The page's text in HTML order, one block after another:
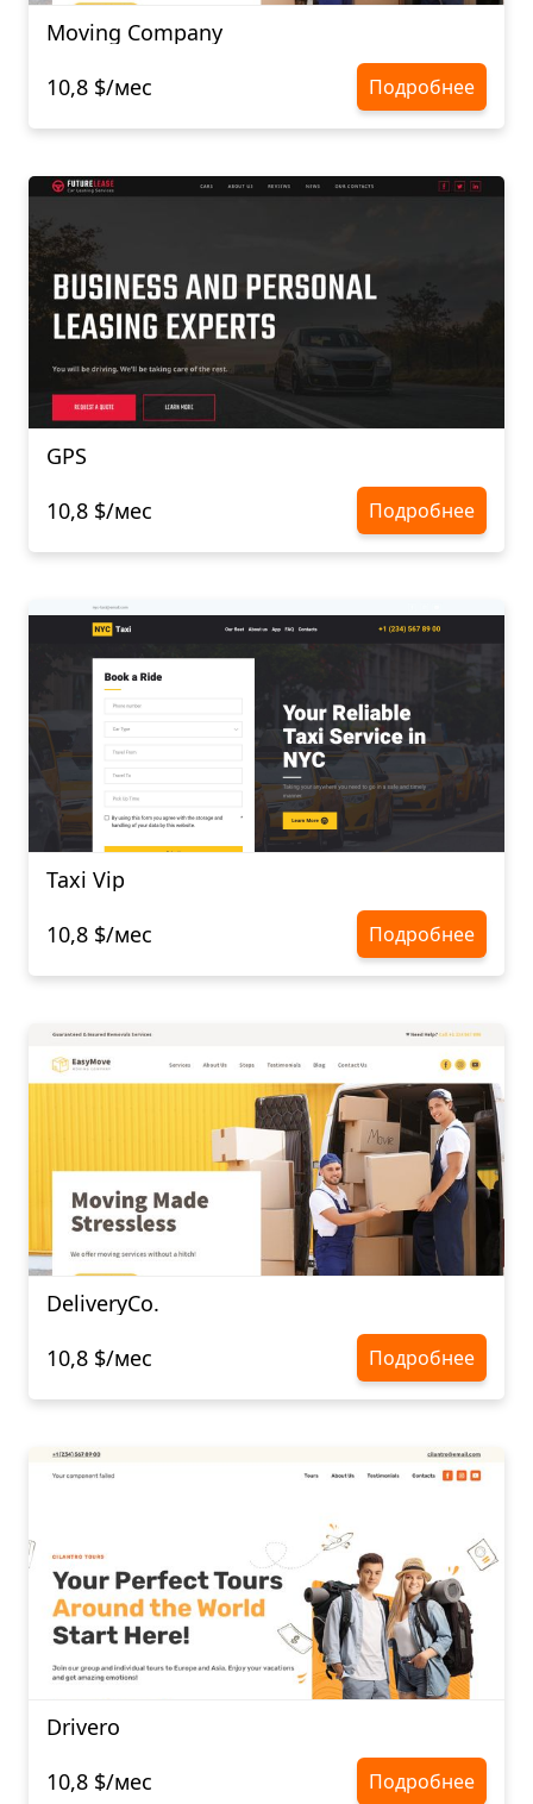
Moving Company
10,8 $/мес
Подробнее
GPS
10,8 $/мес
Подробнее
Taxi Vip
10,8 $/мес
Подробнее
DeliveryCo.
10,8 $/мес
Подробнее
Drivero
10,8 $/мес
Подробнее